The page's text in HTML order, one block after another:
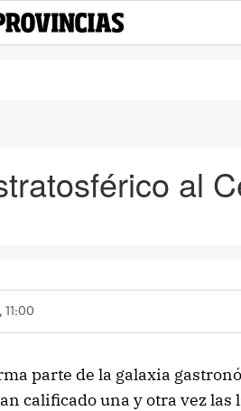
al
11:00
parte de la galaxia
calificado una y otra vez las